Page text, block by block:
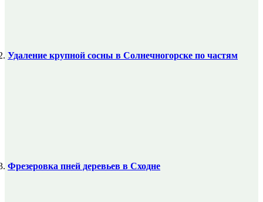
Удаление крупной сосны в Солнечногорске по частям
Фрезеровка пней деревьев в Сходне